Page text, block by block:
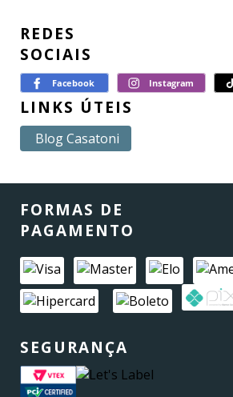
REDES
SOCIAIS
LINKS ÚTEIS
Blog Casatoni
FORMAS DE
PAGAMENTO
SEGURANÇA